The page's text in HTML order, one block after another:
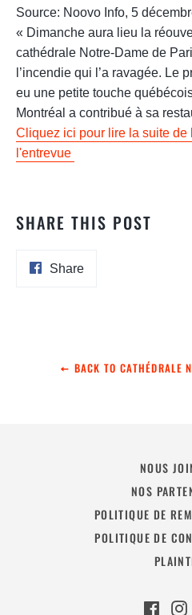
Source: Noovo Info, 5
« Dimanche aura lieu la
cathédrale Notre-Dame de
l’incendie qui l’a ravagée. Le
eu une petite touche
Montréal a contribué à sa
Cliquez ici pour lire la suite de
l'entrevue
SHARE THIS POST
ShareShare
BACK TO CATHÉDRALE
NOUS
NOS
POLITIQUE DE
POLITIQUE DE